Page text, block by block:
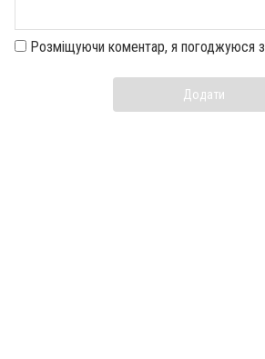
Розміщуючи коментар, я погоджуюся з
Додати